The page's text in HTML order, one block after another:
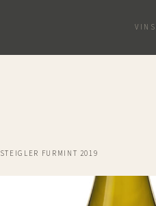
VINS
STEIGLER FURMINT 2019